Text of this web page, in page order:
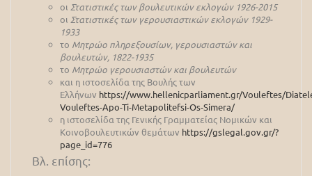
οι Στατιστικές των βουλευτικών εκλογών 1926-2015
οι Στατιστικές των γερουσιαστικών εκλογών 1929-
1933
το Μητρώο πληρεξουσίων, γερουσιαστών και
βουλευτών, 1822-1935
το Μητρώο γερουσιαστών και βουλευτών
και η ιστοσελίδα της Βουλής των
Ελλήνων https://www.hellenicparliament.gr/Vouleftes/
Vouleftes-Apo-Ti-Metapolitefsi-Os-Simera/
η ιστοσελίδα της Γενικής Γραμματείας Νομικών και
Κοινοβουλευτικών θεμάτων https://gslegal.gov.gr/?
page_id=776
Βλ. επίσης: